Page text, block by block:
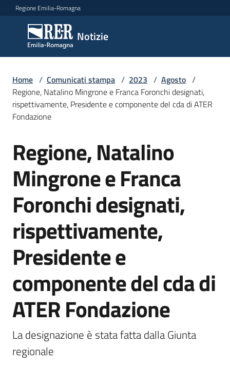
Vai al contenuto
Vai alla navigazione
Vai al footer
Regione Emilia-Romagna
Notizie
Notizie
Comunicati
stampa
Menu selezionato
Cerca
comunicato
Risorse
Agenzia
di
informazione
comunicazione
Seguici
Home / Comunicati stampa / 2023 / Agosto /
Regione, Natalino Mingrone e Franca Foronchi designati,
rispettivamente, Presidente e componente del cda di ATER
Fondazione
Salta al contenuto
Regione, Natalino
Mingrone e Franca
Foronchi designati,
rispettivamente,
Presidente e
componente del cda di
ATER Fondazione
La designazione è stata fatta dalla Giunta
regionale